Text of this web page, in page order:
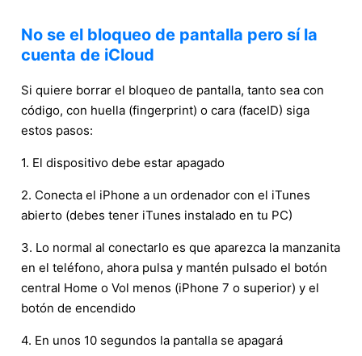
No se el bloqueo de pantalla pero sí la
cuenta de iCloud
Si quiere borrar el bloqueo de pantalla, tanto sea con
código, con huella (fingerprint) o cara (faceID) siga
estos pasos:
1. El dispositivo debe estar apagado
2. Conecta el iPhone a un ordenador con el iTunes
abierto (debes tener iTunes instalado en tu PC)
3. Lo normal al conectarlo es que aparezca la manzanita
en el teléfono, ahora pulsa y mantén pulsado el botón
central Home o Vol menos (iPhone 7 o superior) y el
botón de encendido
4. En unos 10 segundos la pantalla se apagará